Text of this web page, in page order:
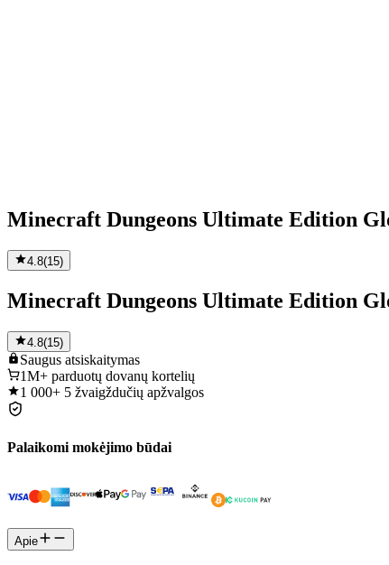
Minecraft Dungeons Ultimate Edition
4.8(15)
Minecraft Dungeons Ultimate Edition
4.8(15)
Saugus atsiskaitymas
1M+ parduotų dovanų kortelių
1 000+ 5 žvaigždučių apžvalgos
Palaikomi mokėjimo būdai
Apie